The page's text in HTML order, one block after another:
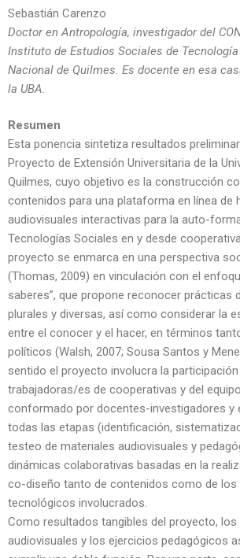
Sebastián Carenzo
Doctor en Antropología, investigador del
Instituto de Estudios Sociales de
Nacional de Quilmes. Es docente en esa
la UBA.
Resumen
Esta ponencia sintetiza resultados
Proyecto de Extensión Universitaria de la
Quilmes, cuyo objetivo es la construcción
contenidos para una plataforma en línea de
audiovisuales interactivas para la auto-
Tecnologías Sociales en y desde
proyecto se enmarca en una perspectiva
(Thomas, 2009) en vinculación con el
saberes”, que propone reconocer prácticas
plurales y diversas, así como considerar la
entre el conocer y el hacer, en términos
políticos (Walsh, 2007; Sousa Santos y
sentido el proyecto involucra la
trabajadoras/es de cooperativas y del
conformado por docentes-investigadores y
todas las etapas (identificación,
testeo de materiales audiovisuales y
dinámicas colaborativas basadas en la
co-diseño tanto de contenidos como de
tecnológicos involucrados.
Como resultados tangibles del proyecto, los
audiovisuales y los ejercicios pedagógicos